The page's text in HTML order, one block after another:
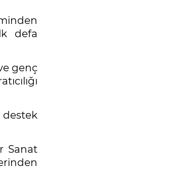
defa
genç
Sanat